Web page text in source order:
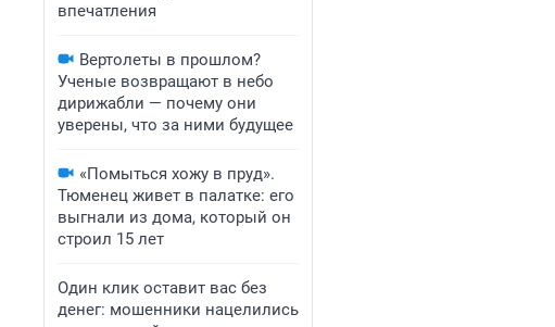
впечатления
Вертолеты в прошлом?
Ученые возвращают в небо
дирижабли — почему они
уверены, что за ними будущее
«Помыться хожу в пруд».
Тюменец живет в палатке: его
выгнали из дома, который он
строил 15 лет
Один клик оставит вас без
денег: мошенники нацелились